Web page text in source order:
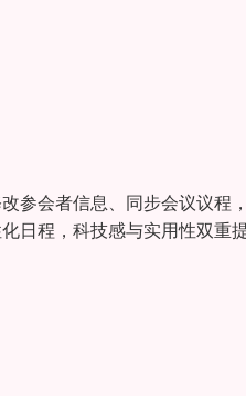
参会者信息、同步会议议程
日程，科技感与实用性双重